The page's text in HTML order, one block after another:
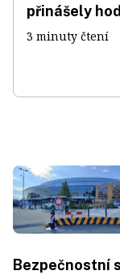
přinášely
3 minuty čtení
Bezpečnostní